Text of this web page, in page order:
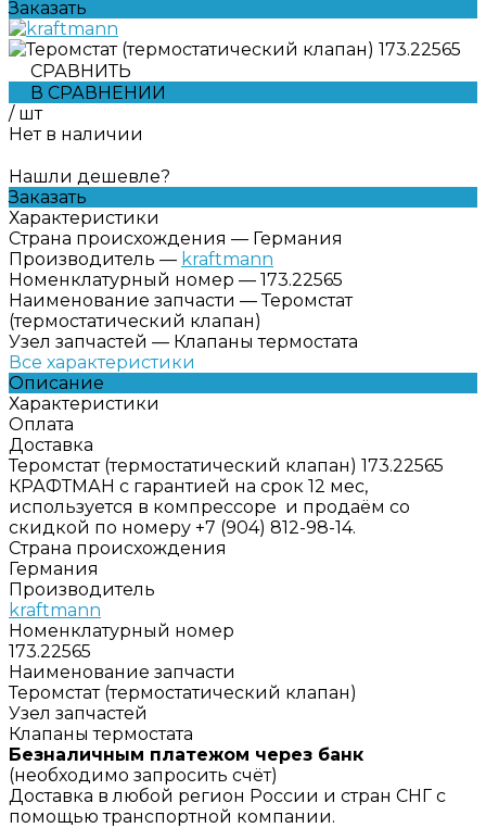
Заказать
СРАВНИТЬ
В СРАВНЕНИИ
/ шт
Нет в наличии
Нашли дешевле?
Заказать
Характеристики
Страна происхождения — Германия
Производитель — kraftmann
Номенклатурный номер — 173.22565
Наименование запчасти — Теромстат
(термостатический клапан)
Узел запчастей — Клапаны термостата
Все характеристики
Описание
Характеристики
Оплата
Доставка
Теромстат (термостатический клапан) 173.22565
КРАФТМАН с гарантией на срок 12 мес,
используется в компрессоре и продаём со
скидкой по номеру +7 (904) 812-98-14.
Страна происхождения
Германия
Производитель
kraftmann
Номенклатурный номер
173.22565
Наименование запчасти
Теромстат (термостатический клапан)
Узел запчастей
Клапаны термостата
Безналичным платежом через банк
(необходимо запросить счёт)
Доставка в любой регион России и стран СНГ с
помощью транспортной компании.